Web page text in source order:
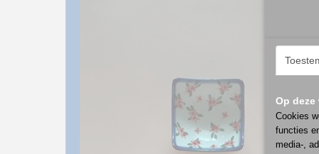
Op
Cookies
functies
media-,